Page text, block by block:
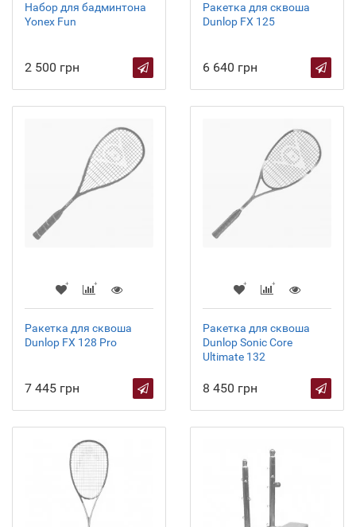
Набор для бадминтона
Yonex Fun
2 500 грн
Ракетка для сквоша
Dunlop FX 125
6 640 грн
Ракетка для сквоша
Dunlop FX 128 Pro
7 445 грн
Ракетка для сквоша
Dunlop Sonic Core
Ultimate 132
8 450 грн